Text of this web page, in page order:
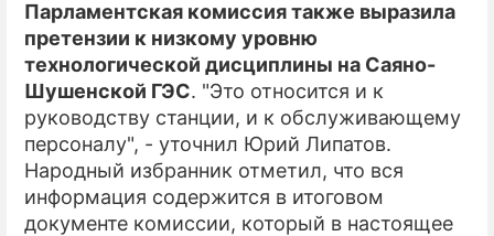
Парламентская комиссия также выразила
претензии к низкому уровню
технологической дисциплины на Саяно-
Шушенской ГЭС. "Это относится и к
руководству станции, и к обслуживающему
персоналу", - уточнил Юрий Липатов.
Народный избранник отметил, что вся
информация содержится в итоговом
документе комиссии, который в настоящее